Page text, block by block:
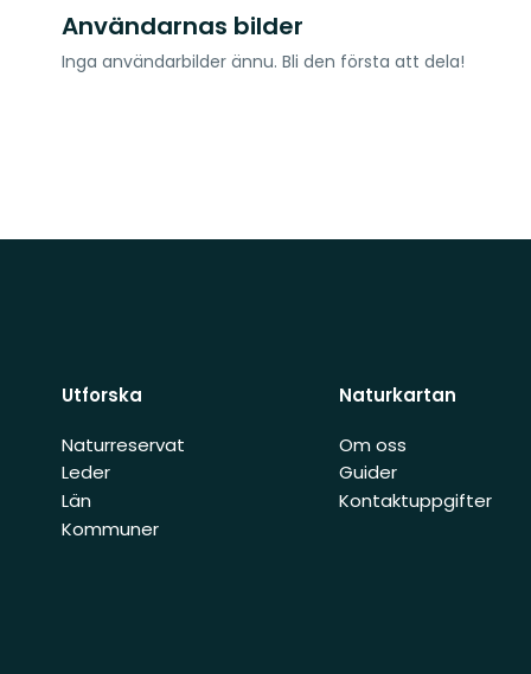
Användarnas bilder
Inga användarbilder ännu. Bli den första att dela!
Utforska
Naturreservat
Leder
Län
Kommuner
Naturkartan
Om oss
Guider
Kontaktuppgifter